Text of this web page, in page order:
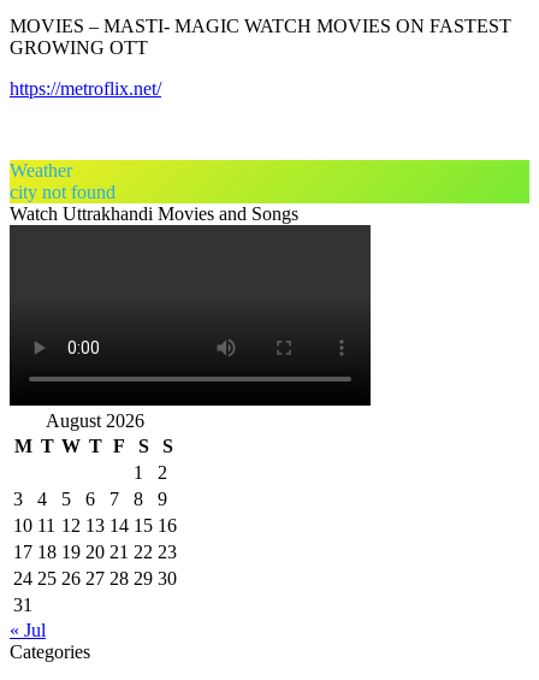
MOVIES – MASTI- MAGIC WATCH MOVIES ON FASTEST
GROWING OTT
https://metroflix.net/
Weather
city not found
Watch Uttrakhandi Movies and Songs
August 2026
M T W T F S
S
1
2
3
4 5 6 7 8
9
10 11 12 13 14 15 16
17 18 19 20 21 22 23
24 25 26 27 28 29 30
31
« Jul
Categories